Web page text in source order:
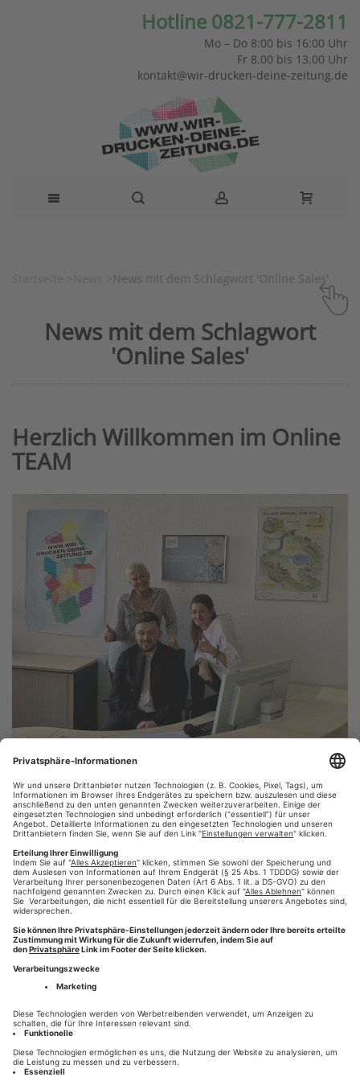
Hotline 0821-777-2811
Mo – Do 8:00 bis 16:00 Uhr
Fr 8.00 bis 13.00 Uhr
kontakt@wir-drucken-deine-zeitung.de
News mit dem Schlagwort
'Online Sales'
Herzlich Willkommen im Online
TEAM
Von Daniela Meeß
Wir begrüßen ganz herzlich unseren neuen KollegenDEAN
FLETCHERund freuen uns auf die Zusammenarbeit!!
Weiterlesen
#Online Sales,#wirddruckendeinezeitung #augsburg
#TEAM,#Presse-Druck